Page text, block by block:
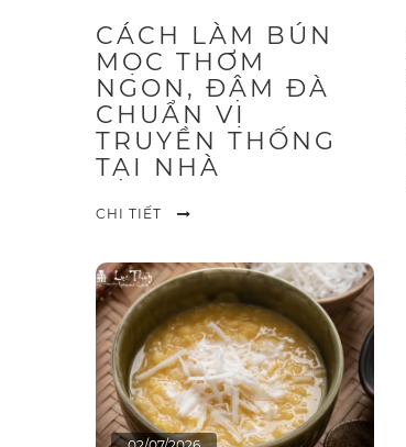
CÁCH LÀM BÚN
MỌC THƠM
NGON, ĐẬM ĐÀ
CHUẨN VỊ
TRUYỀN THỐNG
TẠI NHÀ
CHI TIẾT